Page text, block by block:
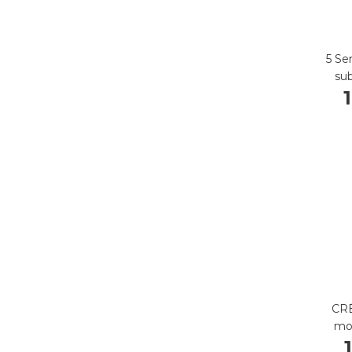
5